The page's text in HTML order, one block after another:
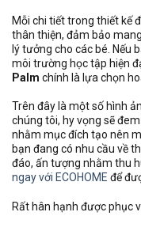
Mỗi chi tiết trong thiết kế
thân thiện, đảm bảo
lý tưởng cho các bé. Nếu
môi trường học tập hiện
Palm chính là lựa chọn
Trên đây là một số hình
chúng tôi, hy vọng sẽ
nhằm mục đích tạo nên
bạn đang có nhu cầu về
đáo, ấn tượng nhằm thu
ngay với ECOHOME để
Rất hân hạnh được phục